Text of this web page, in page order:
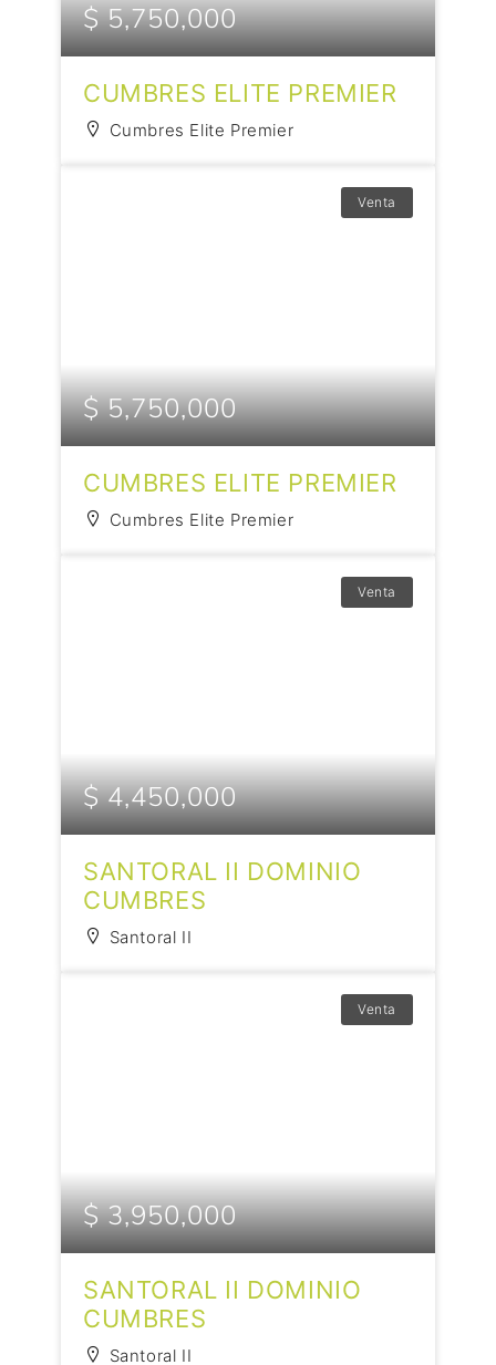
$ 5,750,000
CUMBRES ELITE PREMIER
Cumbres Elite Premier
Venta
$ 5,750,000
CUMBRES ELITE PREMIER
Cumbres Elite Premier
Venta
$ 4,450,000
SANTORAL II DOMINIO
CUMBRES
Santoral II
Venta
$ 3,950,000
SANTORAL II DOMINIO
CUMBRES
Santoral II